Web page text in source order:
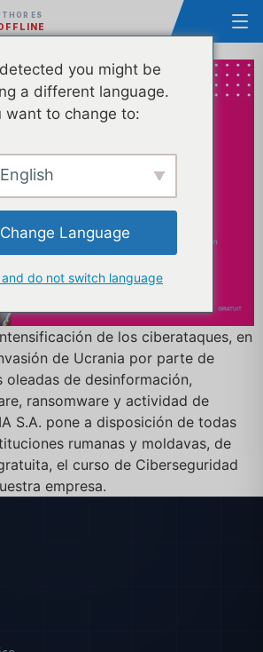
ES
de los ciberataques, en
de Ucrania por parte de
oleadas de desinformación,
ransomware y actividad de
S.A. pone a disposición de todas
rumanas y moldavas, de
el curso de Ciberseguridad
empresa.
you might be
a different language.
want to change to:
English
Change Language
and do not switch language